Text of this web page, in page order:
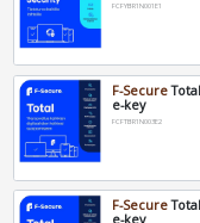
FCFYBR1N001E1
F-Secure
e-key
FCFTBR1N003E2
F-Secure
e-key